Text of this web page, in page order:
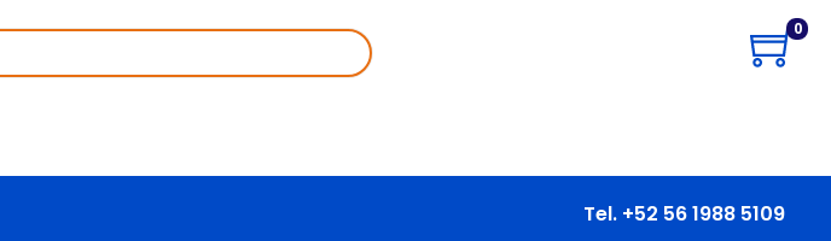
0
Tel. +52 56 1988 5109